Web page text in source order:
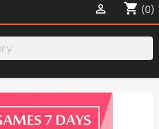
shopping_cart (0)
